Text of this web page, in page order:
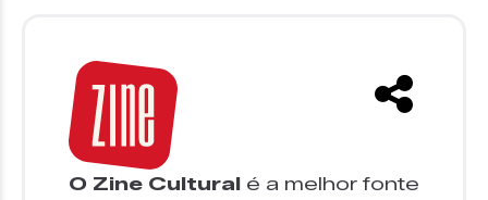
O Zine Cultural é a melhor fonte